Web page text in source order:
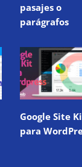
pasajes o
parágrafos
Google Site
para